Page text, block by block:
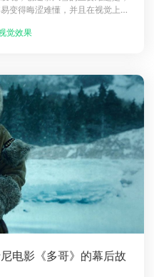
变得晦涩难懂，并且在视觉上变
小。为此，即使我们为风暴的不
觉效果
电影《多哥》的幕后故